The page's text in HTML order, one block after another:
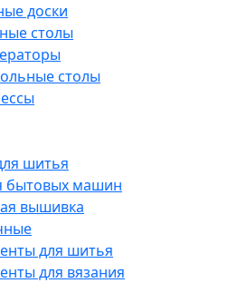
доски
столы
столы
шитья
бытовых машин
вышивка
для шитья
для вязания